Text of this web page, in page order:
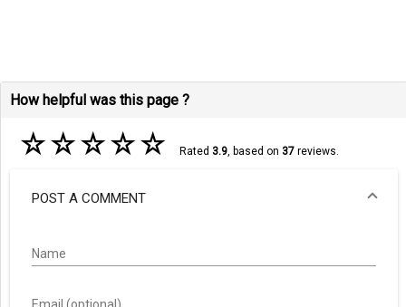
How helpful was this page ?
☆☆☆☆☆ Rated 3.9, based on 37reviews.
POST A COMMENT
Name